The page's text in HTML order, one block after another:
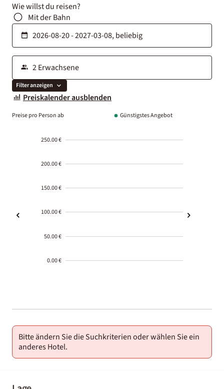
Wie willst du reisen?
Mit der Bahn
Filter anzeigen
Preiskalender ausblenden
Preise pro Person ab Günstigstes Angebot
250.00 €
200.00 €
150.00 €
100.00 €
50.00 €
0.00 €
01-02
Bitte ändern Sie die Suchkriterien oder wählen Sie ein
anderes Hotel.